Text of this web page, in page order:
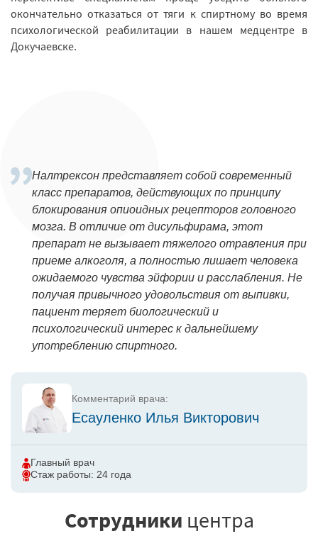
окончательно отказаться от тяги к спиртному во время
психологической реабилитации в нашем медцентре в
Докучаевске.
Налтрексон представляет собой современный
класс препаратов, действующих по принципу
блокирования опиоидных рецепторов головного
мозга. В отличие от дисульфирама, этот
препарат не вызывает тяжелого отравления при
приеме алкоголя, а полностью лишает человека
ожидаемого чувства эйфории и расслабления. Не
получая привычного удовольствия от выпивки,
пациент теряет биологический и
психологический интерес к дальнейшему
употреблению спиртного.
Комментарий врача:
Есауленко Илья Викторович
Главный врач
Стаж работы: 24 года
Сотрудники центра